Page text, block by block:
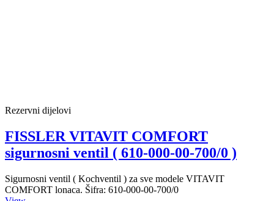
Rezervni dijelovi
FISSLER VITAVIT COMFORT
sigurnosni ventil ( 610-000-00-700/0 )
Sigurnosni ventil ( Kochventil ) za sve modele VITAVIT
COMFORT lonaca. Šifra: 610-000-00-700/0